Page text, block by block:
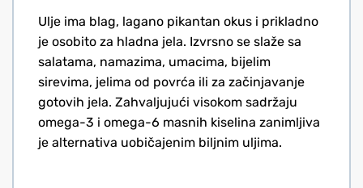
Ulje ima blag, lagano pikantan okus i prikladno
je osobito za hladna jela. Izvrsno se slaže sa
salatama, namazima, umacima, bijelim
sirevima, jelima od povrća ili za začinjavanje
gotovih jela. Zahvaljujući visokom sadržaju
omega-3 i omega-6 masnih kiselina zanimljiva
je alternativa uobičajenim biljnim uljima.